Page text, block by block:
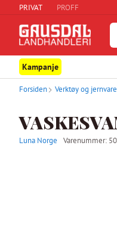
PRIVAT PROFF
Kampanje
Forsiden Verktøy og jernvare
Luna Norge Varenummer: